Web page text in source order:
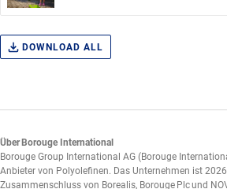
DOWNLOAD ALL
Über Borouge International
Borouge Group International AG (Borouge
Anbieter von Polyolefinen. Das Unternehmen ist
Zusammenschluss von Borealis, Borouge Plcund